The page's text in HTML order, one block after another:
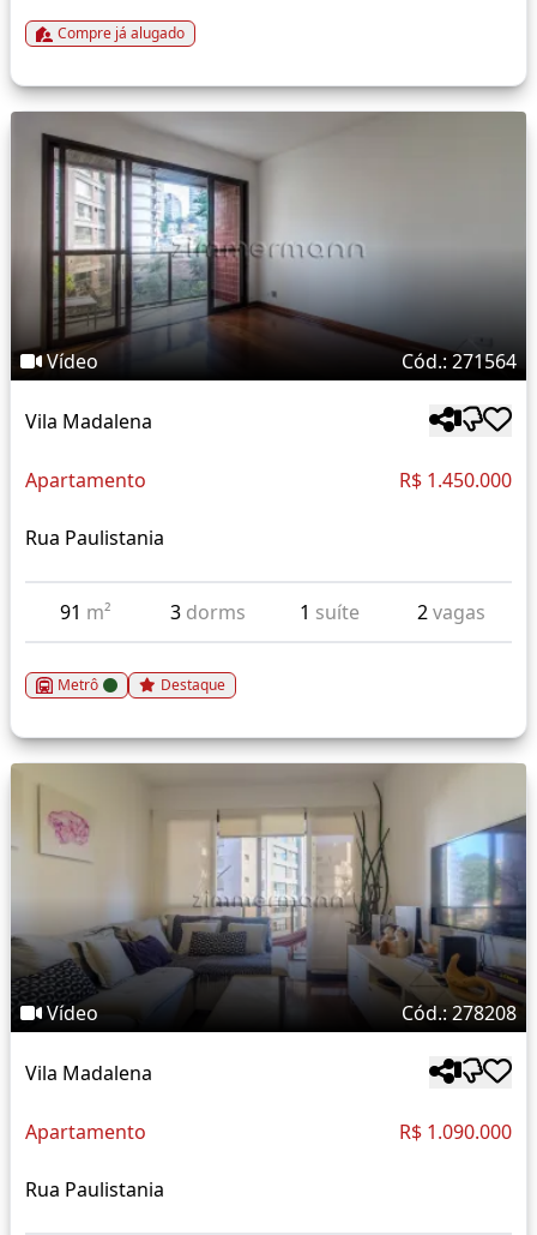
Compre já alugado
Vídeo Cód.: 271564
Vila Madalena
Apartamento R$ 1.450.000
Rua Paulistania
91 m² 3 dorms 1 suíte 2vagas
Metrô Destaque
Vídeo Cód.: 278208
Vila Madalena
Apartamento R$ 1.090.000
Rua Paulistania